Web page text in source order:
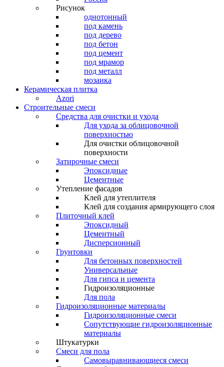
Рисунок
однотонный
под камень
под дерево
под бетон
под цемент
под мрамор
под металл
мозаика
Керамическая плитка
Azori
Строительные смеси
Средства для очистки и ухода
Для ухода за облицовочной
поверхностью
Для очистки облицовочной
поверхности
Затирочные смеси
Эпоксидные
Цементные
Утепление фасадов
Клей для утеплителя
Клей для создания армирующего слоя
Плиточный клей
Эпоксидный
Цементный
Дисперсионный
Грунтовки
Для бетонных поверхностей
Универсальные
Для гипса и цемента
Гидроизоляционные
Для пола
Гидроизоляционные материалы
Гидроизоляционные смеси
Сопутствующие гидроизоляционные
материалы
Штукатурки
Смеси для пола
Самовыравнивающиеся смеси